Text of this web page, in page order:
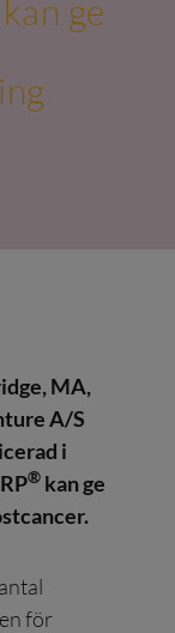
ge
MA,
A/S
i
® kan ge
för